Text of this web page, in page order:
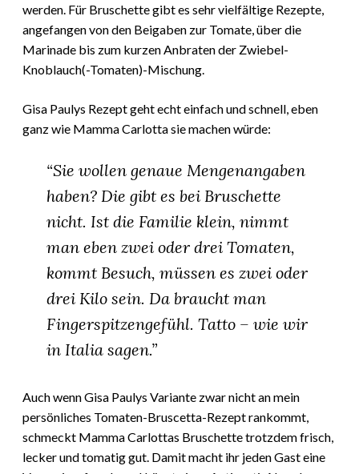
werden. Für Bruschette gibt es sehr vielfältige Rezepte,
angefangen von den Beigaben zur Tomate, über die
Marinade bis zum kurzen Anbraten der Zwiebel-
Knoblauch(-Tomaten)-Mischung.
Gisa Paulys Rezept geht echt einfach und schnell, eben
ganz wie Mamma Carlotta sie machen würde:
“Sie wollen genaue Mengenangaben
haben? Die gibt es bei Bruschette
nicht. Ist die Familie klein, nimmt
man eben zwei oder drei Tomaten,
kommt Besuch, müssen es zwei oder
drei Kilo sein. Da braucht man
Fingerspitzengefühl. Tatto – wie wir
in Italia sagen.”
Auch wenn Gisa Paulys Variante zwar nicht an mein
persönliches Tomaten-Bruscetta-Rezept rankommt,
schmeckt Mamma Carlottas Bruschette trotzdem frisch,
lecker und tomatig gut. Damit macht ihr jeden Gast eine